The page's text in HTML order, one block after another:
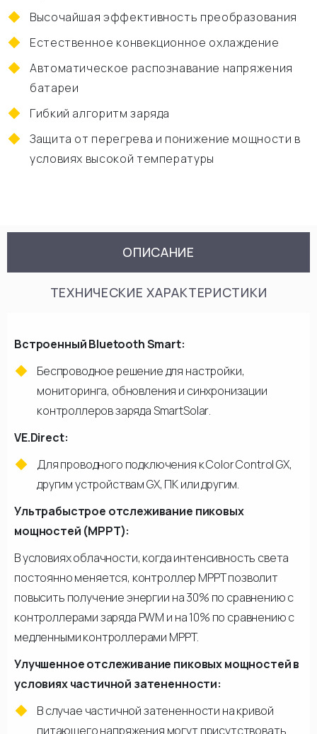
Высочайшая эффективность преобразования
Естественное конвекционное охлаждение
Автоматическое распознавание напряжения
батареи
Гибкий алгоритм заряда
Защита от перегрева и понижение мощности в
условиях высокой температуры
ОПИСАНИЕ
ТЕХНИЧЕСКИЕ ХАРАКТЕРИСТИКИ
Встроенный Bluetooth Smart:
Беспроводное решение для настройки,
мониторинга, обновления и синхронизации
контроллеров заряда SmartSolar.
VE.Direct:
Для проводного подключения к Color Control GX,
другим устройствам GX, ПК или другим.
Ультрабыстрое отслеживание пиковых
мощностей (MPPT):
В условиях облачности, когда интенсивность света
постоянно меняется, контроллер МРРТ позволит
повысить получение энергии на 30% по сравнению с
контроллерами заряда PWM и на 10% по сравнению с
медленными контроллерами МРРТ.
Улучшенное отслеживание пиковых мощностей в
условиях частичной затененности:
В случае частичной затененности на кривой
питающего напряжения могут присутствовать